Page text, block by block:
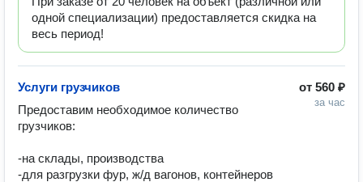
одной специализации) предоставляется скидка на
весь период!
от 560 ₽
за час
Услуги грузчиков
Предоставим необходимое количество
грузчиков:
-на склады, производства
-для разгрузки фур, ж/д вагонов, контейнеров